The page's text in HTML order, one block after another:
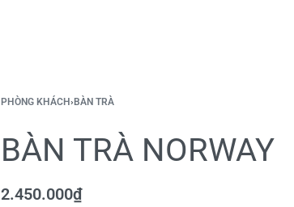
PHÒNG KHÁCH › BÀN TRÀ
BÀN TRÀ NORWAY
2.450.000₫